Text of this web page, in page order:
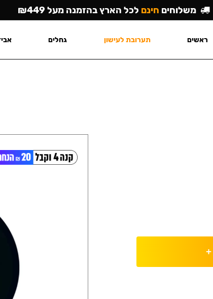
+
משלוחים חינם לכל הארץ בהזמנה מעל ₪449
ראשים תערובת לעישון גחלים